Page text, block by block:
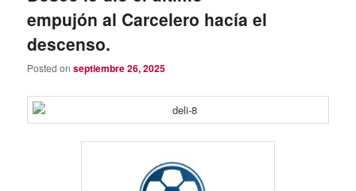
empujón al Carcelero hacía el
descenso.
Posted onseptiembre 26, 2025